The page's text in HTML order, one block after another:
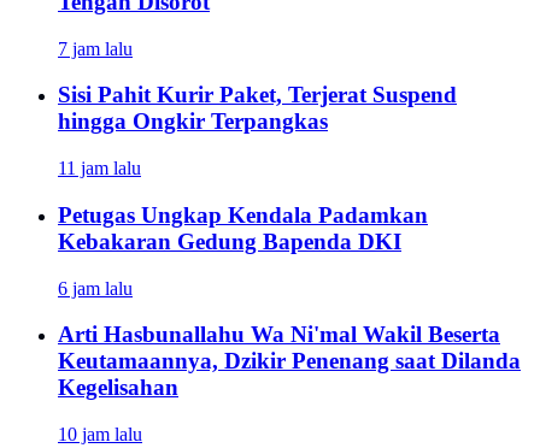
7 jam lalu
Sisi Pahit Kurir Paket, Terjerat Suspend
hingga Ongkir Terpangkas
11 jam lalu
Petugas Ungkap Kendala Padamkan
Kebakaran Gedung Bapenda DKI
6 jam lalu
Arti Hasbunallahu Wa Ni'mal Wakil Beserta
Keutamaannya, Dzikir Penenang saat Dilanda
Kegelisahan
10 jam lalu